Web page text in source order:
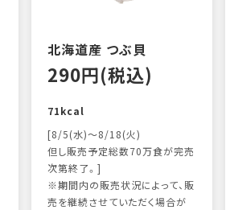
北海道産 つぶ貝
290円(税込)
71kcal
[8/5(水)～8/18(火)
但し販売予定総数70万食が完売
次第終了。]
※期間内の販売状況によって、販
売を継続させていただく場合が